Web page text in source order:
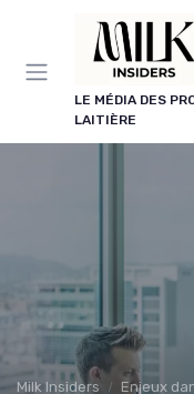
LE MÉDIA DES
LAITIÈRE
Milk Insiders Enjeux